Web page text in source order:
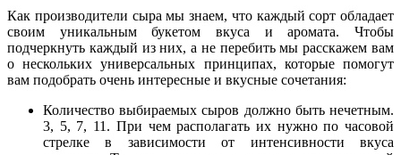
Как производители сыра мы знаем, что каждый сорт обладает
своим уникальным букетом вкуса и аромата. Чтобы
подчеркнуть каждый из них, а не перебить мы расскажем вам
о нескольких универсальных принципах, которые помогут
вам подобрать очень интересные и вкусные сочетания:
Количество выбираемых сыров должно быть нечетным.
3, 5, 7, 11. При чем располагать их нужно по часовой
стрелке в зависимости от интенсивности вкуса